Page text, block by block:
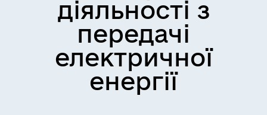
діяльності з
передачі
електричної
енергії